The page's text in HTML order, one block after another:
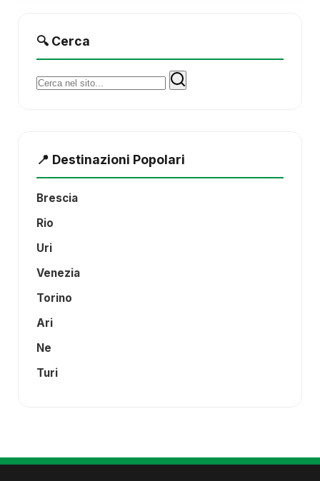
🔍 Cerca
Cerca:
📍 Destinazioni Popolari
Brescia
Rio
Uri
Venezia
Torino
Ari
Ne
Turi